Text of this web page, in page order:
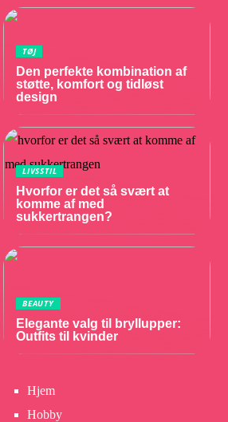
TØJ
Den perfekte kombination af
støtte, komfort og tidløst
design
LIVSSTIL
Hvorfor er det så svært at
komme af med
sukkertrangen?
BEAUTY
Elegante valg til bryllupper:
Outfits til kvinder
Hjem
Hobby